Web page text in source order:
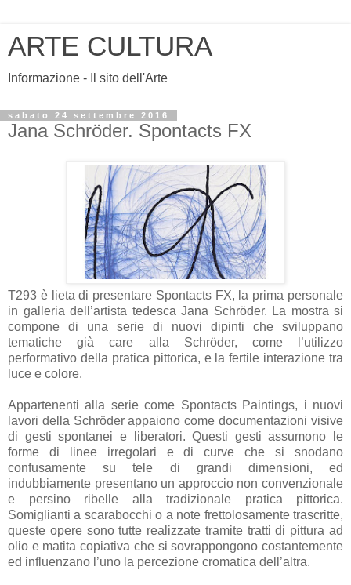
ARTE CULTURA
Informazione - Il sito dell'Arte
sabato 24 settembre 2016
Jana Schröder. Spontacts FX
T293 è lieta di presentare Spontacts FX, la prima personale
in galleria dell’artista tedesca Jana Schröder. La mostra si
compone di una serie di nuovi dipinti che sviluppano
tematiche già care alla Schröder, come l’utilizzo
performativo della pratica pittorica, e la fertile interazione tra
luce e colore.
Appartenenti alla serie come Spontacts Paintings, i nuovi
lavori della Schröder appaiono come documentazioni visive
di gesti spontanei e liberatori. Questi gesti assumono le
forme di linee irregolari e di curve che si snodano
confusamente su tele di grandi dimensioni, ed
indubbiamente presentano un approccio non convenzionale
e persino ribelle alla tradizionale pratica pittorica.
Somiglianti a scarabocchi o a note frettolosamente trascritte,
queste opere sono tutte realizzate tramite tratti di pittura ad
olio e matita copiativa che si sovrappongono costantemente
ed influenzano l’uno la percezione cromatica dell’altra.